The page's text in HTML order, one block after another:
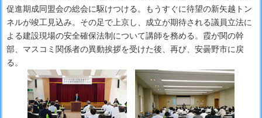
促進期成同盟会の総会に駆けつける。もうすぐに待望の新矢越トン
ネルが竣工見込み。その足で上京し、成立が期待される議員立法に
よる建設現場の安全確保法制について講師を務める。霞が関の幹
部、マスコミ関係者の異動挨拶を受けた後、再び、安曇野市に戻
る。